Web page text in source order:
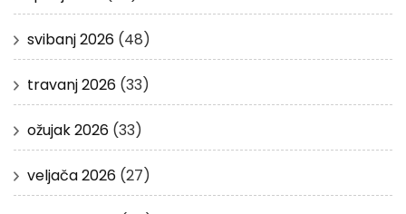
svibanj 2026 (48)
travanj 2026 (33)
ožujak 2026 (33)
veljača 2026 (27)